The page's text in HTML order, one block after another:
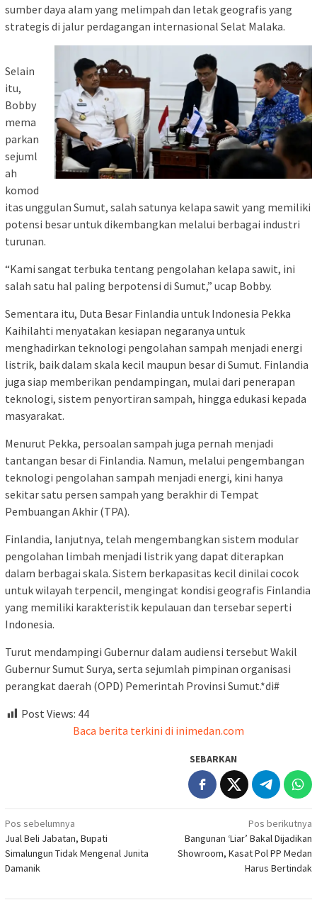
sumber daya alam yang melimpah dan letak geografis yang
strategis di jalur perdagangan internasional Selat Malaka.
Selain
itu,
Bobby
mema
parkan
sejuml
ah
komod
itas unggulan Sumut, salah satunya kelapa sawit yang memiliki
potensi besar untuk dikembangkan melalui berbagai industri
turunan.
“Kami sangat terbuka tentang pengolahan kelapa sawit, ini
salah satu hal paling berpotensi di Sumut,” ucap Bobby.
Sementara itu, Duta Besar Finlandia untuk Indonesia Pekka
Kaihilahti menyatakan kesiapan negaranya untuk
menghadirkan teknologi pengolahan sampah menjadi energi
listrik, baik dalam skala kecil maupun besar di Sumut. Finlandia
juga siap memberikan pendampingan, mulai dari penerapan
teknologi, sistem penyortiran sampah, hingga edukasi kepada
masyarakat.
Menurut Pekka, persoalan sampah juga pernah menjadi
tantangan besar di Finlandia. Namun, melalui pengembangan
teknologi pengolahan sampah menjadi energi, kini hanya
sekitar satu persen sampah yang berakhir di Tempat
Pembuangan Akhir (TPA).
Finlandia, lanjutnya, telah mengembangkan sistem modular
pengolahan limbah menjadi listrik yang dapat diterapkan
dalam berbagai skala. Sistem berkapasitas kecil dinilai cocok
untuk wilayah terpencil, mengingat kondisi geografis Finlandia
yang memiliki karakteristik kepulauan dan tersebar seperti
Indonesia.
Turut mendampingi Gubernur dalam audiensi tersebut Wakil
Gubernur Sumut Surya, serta sejumlah pimpinan organisasi
perangkat daerah (OPD) Pemerintah Provinsi Sumut.*di#
Post Views: 44
Baca berita terkini di inimedan.com
SEBARKAN
Navigasi
pos
Pos sebelumnya
Jual Beli Jabatan, Bupati
Simalungun Tidak Mengenal Junita
Damanik
Pos berikutnya
Bangunan ‘Liar’ Bakal Dijadikan
Showroom, Kasat Pol PP Medan
Harus Bertindak